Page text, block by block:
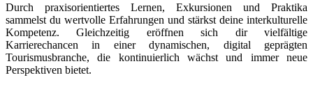
Durch praxisorientiertes Lernen, Exkursionen und Praktika
sammelst du wertvolle Erfahrungen und stärkst deine interkulturelle
Kompetenz. Gleichzeitig eröffnen sich dir vielfältige
Karrierechancen in einer dynamischen, digital geprägten
Tourismusbranche, die kontinuierlich wächst und immer neue
Perspektiven bietet.